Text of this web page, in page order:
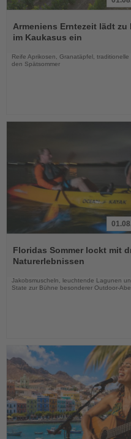
Sie
die
Armeniens Erntezeit lädt
im Kaukasus ein
Reife Aprikosen, Granatäpfel,
den Spätsommer
Sie
die
Floridas Sommer lockt mit
Naturerlebnissen
Jakobsmuscheln, leuchtende Lagunen
State zur Bühne besonderer Outdoor-